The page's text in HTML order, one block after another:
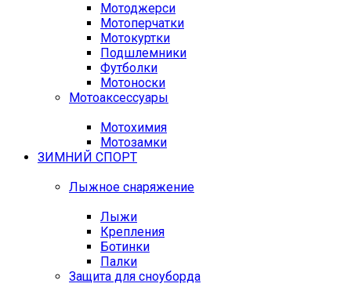
Мотоджерси
Мотоперчатки
Мотокуртки
Подшлемники
Футболки
Мотоноски
Мотоаксессуары
Мотохимия
Мотозамки
ЗИМНИЙ СПОРТ
Лыжное снаряжение
Лыжи
Крепления
Ботинки
Палки
Защита для сноуборда